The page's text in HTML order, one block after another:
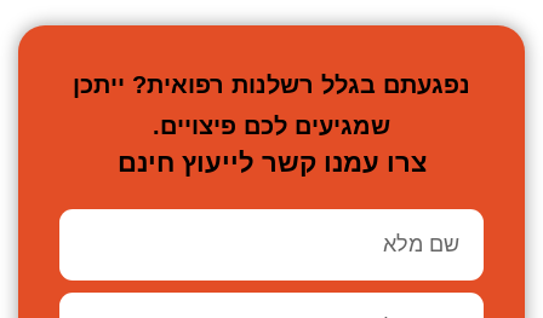
נפגעתם בגלל רשלנות רפואית? ייתכן
שמגיעים לכם פיצויים.
צרו עמנו קשר לייעוץ חינם